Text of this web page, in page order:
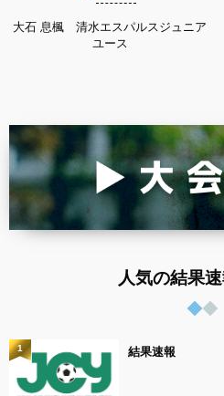
大石 息楓 清水エスパルスジュニア
ユース
人気の結果
結果速報
1